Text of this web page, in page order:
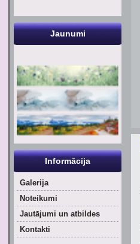
Jaunumi
Informācija
Galerija
Noteikumi
Jautājumi un atbildes
Kontakti